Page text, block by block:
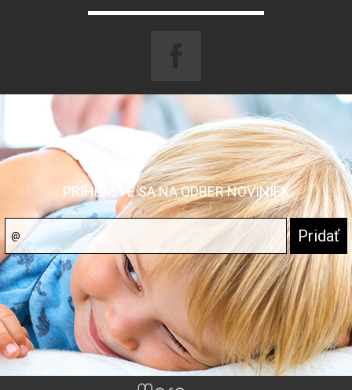
PRIHLÁSTE SA NA ODBER NOVINIEK